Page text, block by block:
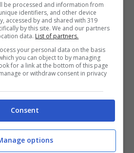
Sarcina e il
la sua ex
il leader de
.Il cantante parlerà del
matrimonio finito
conClinzia Incorvaia.
essere entrato nel tunnel
be processed and information from
identifiers, and other device
accessed by and shared with 319
by this site. We and our partners
data. List of partners.
your personal data on the basis
you can object to by managing
for a link at the bottom of this page
or withdraw consent in privacy
Consent
options